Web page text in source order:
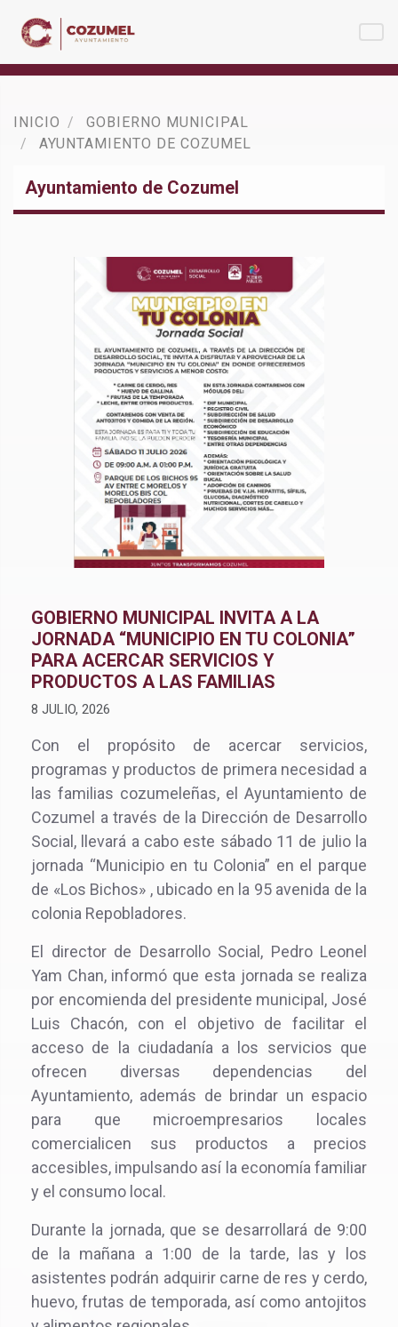
INICIO
GOBIERNO MUNICIPAL
AYUNTAMIENTO DE COZUMEL
Ayuntamiento de Cozumel
GOBIERNO MUNICIPAL INVITA A LA
JORNADA “MUNICIPIO EN TU COLONIA”
PARA ACERCAR SERVICIOS Y
PRODUCTOS A LAS FAMILIAS
8 JULIO, 2026
Con el propósito de acercar servicios,
programas y productos de primera necesidad a
las familias cozumeleñas, el Ayuntamiento de
Cozumel a través de la Dirección de Desarrollo
Social, llevará a cabo este sábado 11 de julio la
jornada “Municipio en tu Colonia” en el parque
de «Los Bichos» , ubicado en la 95 avenida de la
colonia Repobladores.
El director de Desarrollo Social, Pedro Leonel
Yam Chan, informó que esta jornada se realiza
por encomienda del presidente municipal, José
Luis Chacón, con el objetivo de facilitar el
acceso de la ciudadanía a los servicios que
ofrecen diversas dependencias del
Ayuntamiento, además de brindar un espacio
para que microempresarios locales
comercialicen sus productos a precios
accesibles, impulsando así la economía familiar
y el consumo local.
Durante la jornada, que se desarrollará de 9:00
de la mañana a 1:00 de la tarde, las y los
asistentes podrán adquirir carne de res y cerdo,
huevo, frutas de temporada, así como antojitos